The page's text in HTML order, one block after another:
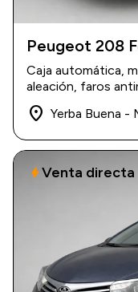
2019 80.000 km
$
Peugeot 208
Caja automática,
aleación, faros
place Yerba Buena -
boltVenta directa